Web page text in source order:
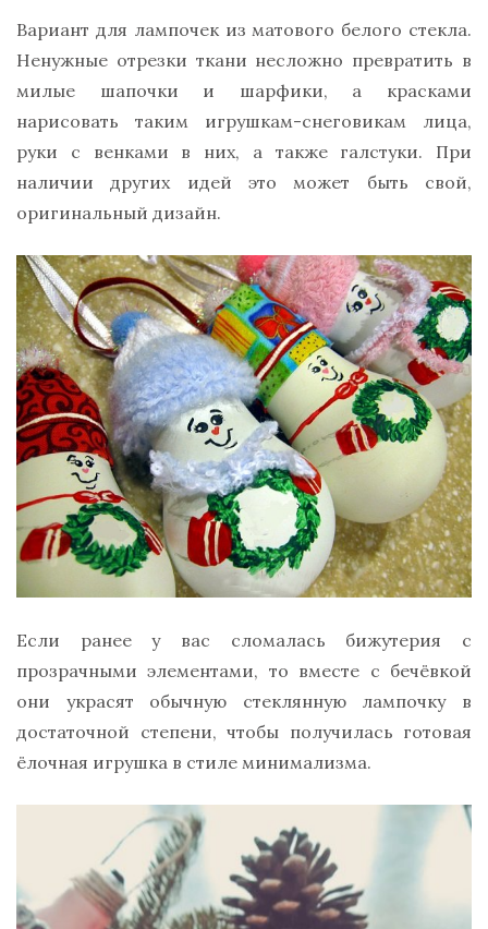
Вариант для лампочек из матового белого стекла.
Ненужные отрезки ткани несложно превратить в
милые шапочки и шарфики, а красками
нарисовать таким игрушкам-снеговикам лица,
руки с венками в них, а также галстуки. При
наличии других идей это может быть свой,
оригинальный дизайн.
Если ранее у вас сломалась бижутерия с
прозрачными элементами, то вместе с бечёвкой
они украсят обычную стеклянную лампочку в
достаточной степени, чтобы получилась готовая
ёлочная игрушка в стиле минимализма.